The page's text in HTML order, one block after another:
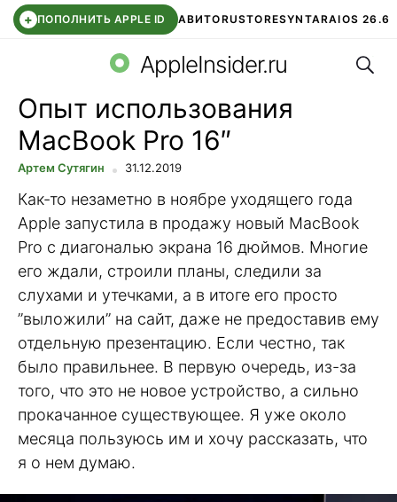
+ ПОПОЛНИТЬ APPLE ID АВИТОRUSTORESYNTARAIOS 26.6
СБЕР КИДС ЧАТ ROBLOXВТБ ОНЛАЙН
AppleInsider.ru
Опыт использования
MacBook Pro 16″
Артем Сутягин 31.12.2019
Как-то незаметно в ноябре уходящего года
Apple запустила в продажу новый MacBook
Pro с диагональю экрана 16 дюймов. Многие
его ждали, строили планы, следили за
слухами и утечками, а в итоге его просто
”выложили” на сайт, даже не предоставив ему
отдельную презентацию. Если честно, так
было правильнее. В первую очередь, из-за
того, что это не новое устройство, а сильно
прокачанное существующее. Я уже около
месяца пользуюсь им и хочу рассказать, что
я о нем думаю.